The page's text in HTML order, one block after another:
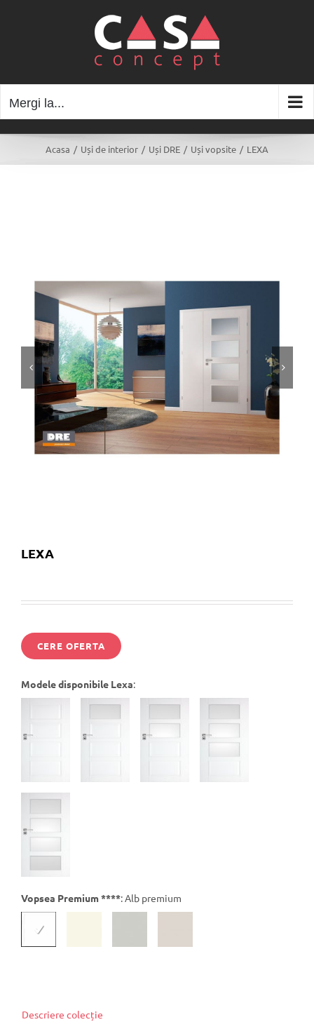
Mergi la...
Acasa / Uși de interior / Uși DRE / Uși vopsite / LEXA
 
LEXA
CERE OFERTA
Modele disponibile Lexa:
Vopsea Premium ****:Alb premium
Descriere colecție